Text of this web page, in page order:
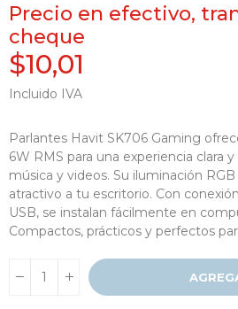
Precio en efectivo,
cheque
$10,01
Incluido IVA
Parlantes Havit SK706 Gaming
6W RMS para una experiencia clara
música y videos. Su iluminación
atractivo a tu escritorio. Con
USB, se instalan fácilmente en
Compactos, prácticos y perfectos